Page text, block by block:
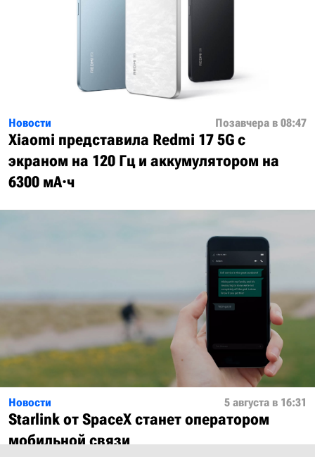
Новости Позавчера в 08:47
Xiaomi представила Redmi 17 5G с
экраном на 120 Гц и аккумулятором на
6300 мА·ч
Новости 5 августа в 16:31
Starlink от SpaceX станет оператором
мобильной связи